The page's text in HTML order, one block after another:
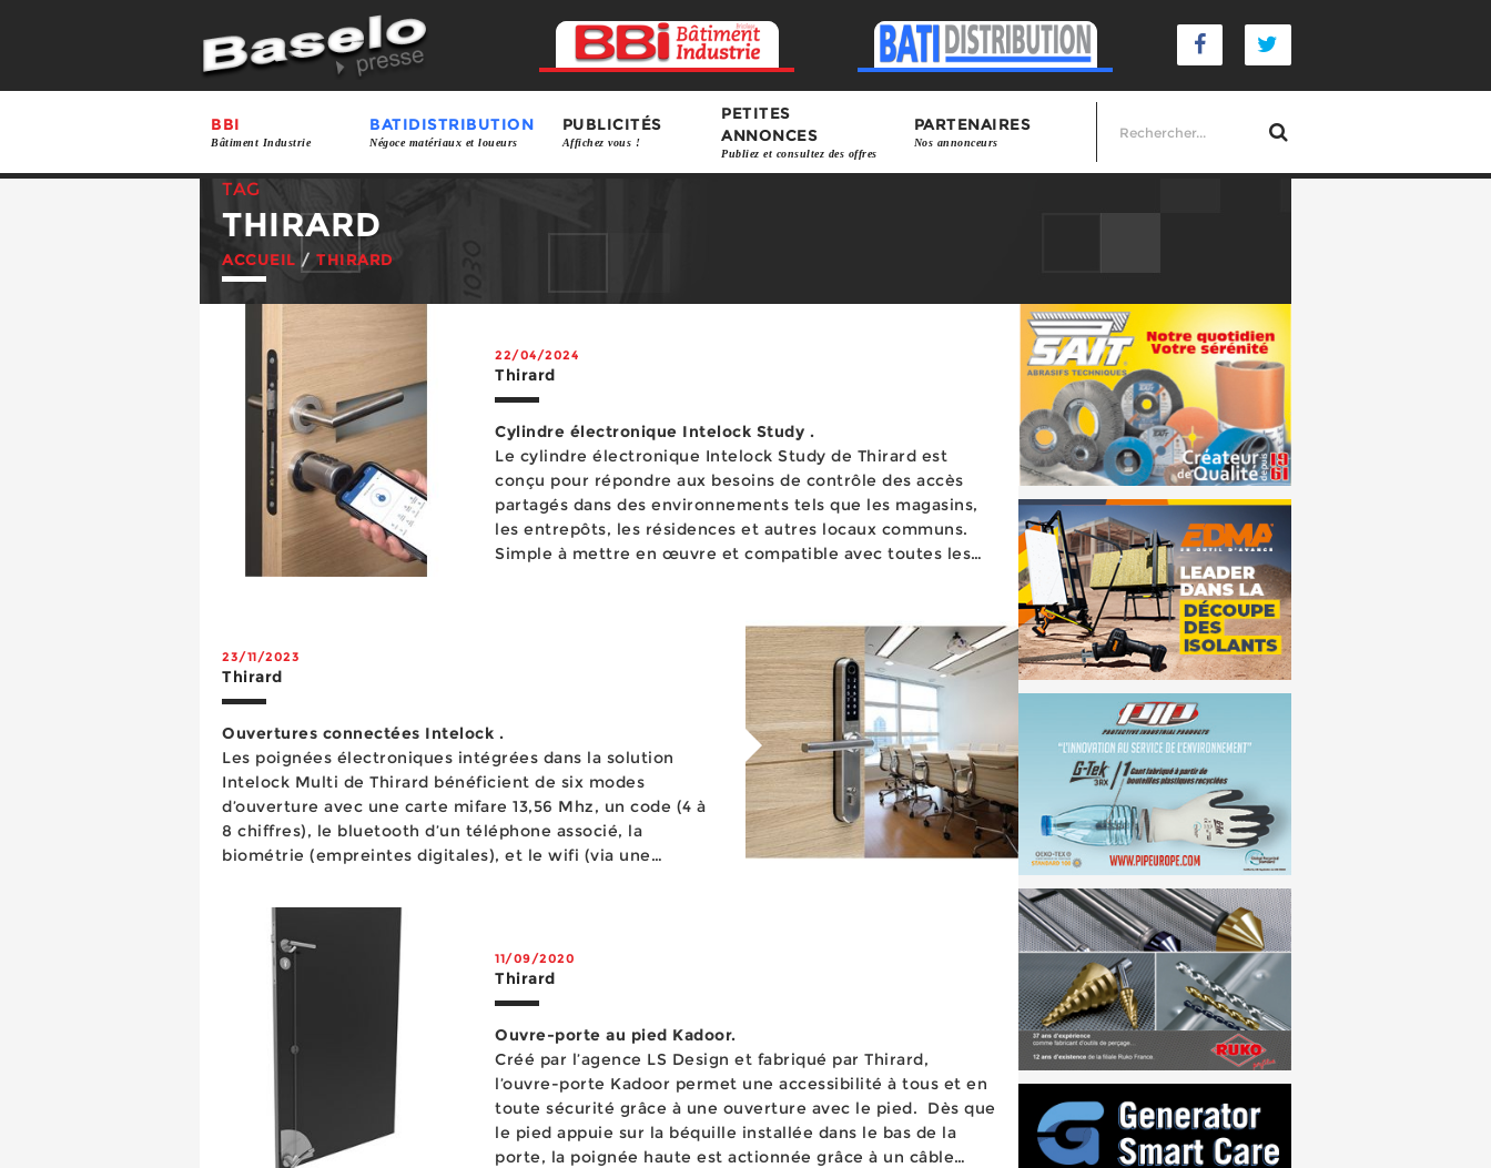
BBI
Bâtiment Industrie
BATIDISTRIBUTION
Négoce matériaux et loueurs
PUBLICITÉS
Affichez vous !
PETITES
ANNONCES
Publiez et consultez des offres
PARTENAIRES
Nos annonceurs
TAG
THIRARD
ACCUEIL / THIRARD
22/04/2024
Thirard
Cylindre électronique Intelock Study .
Le cylindre électronique Intelock Study de Thirard est
conçu pour répondre aux besoins de contrôle des accès
partagés dans des environnements tels que les magasins,
les entrepôts, les résidences et autres locaux communs.
Simple à mettre en œuvre et compatible avec toutes les
23/11/2023
Thirard
Ouvertures connectées Intelock .
Les poignées électroniques intégrées dans la solution
Intelock Multi de Thirard bénéficient de six modes
d’ouverture avec une carte mifare 13,56 Mhz, un code (4 à
8 chiffres), le bluetooth d’un téléphone associé, la
biométrie (empreintes digitales), et le wifi (via une
&agra...
11/09/2020
Thirard
Ouvre-porte au pied Kadoor.
Créé par l’agence LS Design et fabriqué par Thirard,
l’ouvre-porte Kadoor permet une accessibilité à tous et en
toute sécurité grâce à une ouverture avec le pied. Dès que
le pied appuie sur la béquille installée dans le bas de la
porte, la poignée haute est actionnée grâce à un câble